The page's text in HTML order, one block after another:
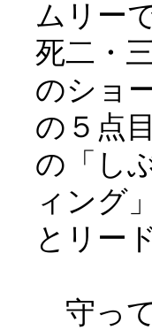
ムリー
死二・
のショ
の５点
の「し
ィング
とリー
守っ